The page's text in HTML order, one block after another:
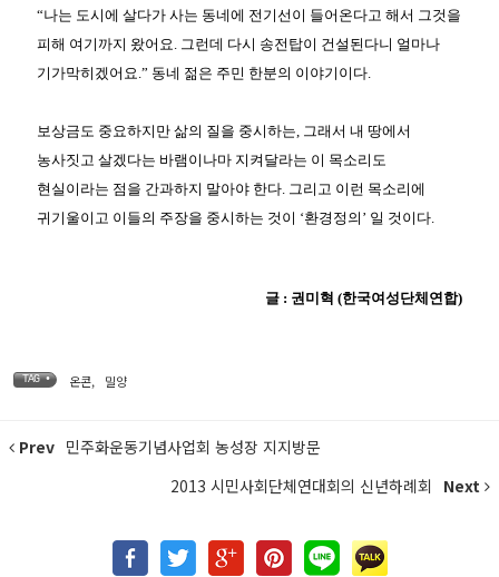
“나는 도시에 살다가 사는 동네에 전기선이 들어온다고 해서 그것을
피해 여기까지 왔어요. 그런데 다시 송전탑이 건설된다니 얼마나
기가막히겠어요.” 동네 젊은 주민 한분의 이야기이다.
보상금도 중요하지만 삶의 질을 중시하는, 그래서 내 땅에서
농사짓고 살겠다는 바램이나마 지켜달라는 이 목소리도
현실이라는 점을 간과하지 말아야 한다. 그리고 이런 목소리에
귀기울이고 이들의 주장을 중시하는 것이 ‘환경정의’ 일 것이다.
글 : 권미혁 (한국여성단체연합)
TAG • 온콘, 밀양
Prev 민주화운동기념사업회 농성장 지지방문
2013 시민사회단체연대회의 신년하례회
Next